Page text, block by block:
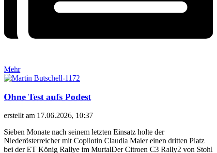
Mehr
Ohne Test aufs Podest
erstellt am 17.06.2026, 10:37
Sieben Monate nach seinem letzten Einsatz holte der
Niederösterreicher mit Copilotin Claudia Maier einen dritten Platz
bei der ET König Rallye im MurtalDer Citroen C3 Rally2 von Stohl